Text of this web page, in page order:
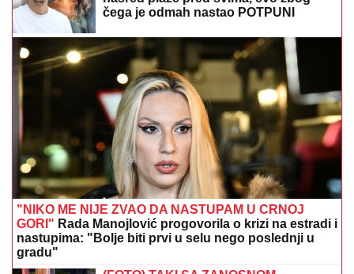
BOBAN SEKAO DRVA, ZA PAR
SEKUNDI JE GLEDAO SMRTI U OČI:
Ispovest Vranjanca kojeg je ubo
stršljen ledi krv u žilama
SPEKTAKL U GROCKOJ!Dragan
Stanković pred svim GOSTIMA
ZAPROSIO DEVOJKU Aleksandru,
ona poskočila od sreće! (VIDEO)